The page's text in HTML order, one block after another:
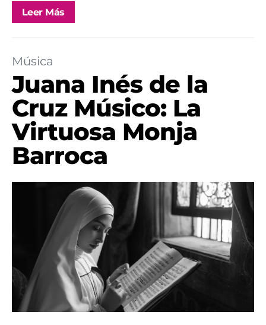
Leer Más
Música
Juana Inés de la
Cruz Músico: La
Virtuosa Monja
Barroca